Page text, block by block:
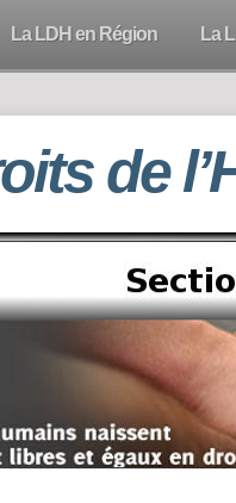
La LDH en Région La
de